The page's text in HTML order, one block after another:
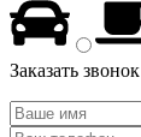
Заказать звонок